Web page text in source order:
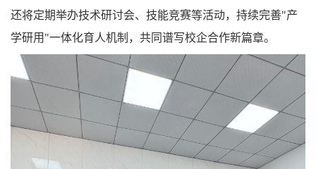
还将定期举办技术研讨会、技能竞赛等活动，持续完善"产
学研用"一体化育人机制，共同谱写校企合作新篇章。